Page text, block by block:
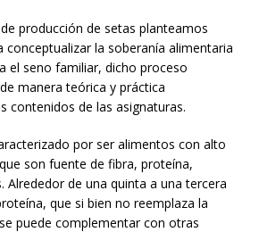
producción de setas planteamos
conceptualizar la soberanía alimentaria
el seno familiar, dicho proceso
manera teórica y práctica
contenidos de las asignaturas.
por ser alimentos con alto
son fuente de fibra, proteína,
Alrededor de una quinta a una tercera
que si bien no reemplaza la
puede complementar con otras